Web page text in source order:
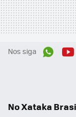
Nos siga
No Xataka